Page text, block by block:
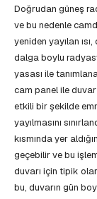
Doğrudan güneş
ve bu nedenle
yeniden yayılan
dalga boylu
yasası ile
cam panel ile duvar
etkili bir şekilde
yayılmasını
kısmında yer
geçebilir ve bu
duvarı için tipik
bu, duvarın gün